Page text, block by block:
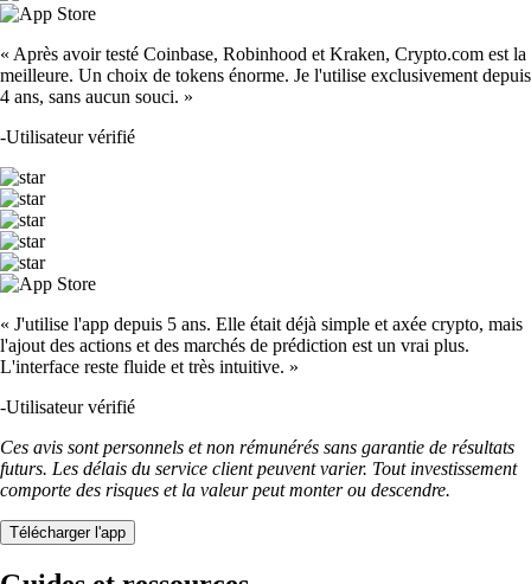
« Après avoir testé Coinbase, Robinhood et Kraken, Crypto.com est la
meilleure. Un choix de tokens énorme. Je l'utilise exclusivement depuis
4 ans, sans aucun souci. »
-Utilisateur vérifié
« J'utilise l'app depuis 5 ans. Elle était déjà simple et axée crypto, mais
l'ajout des actions et des marchés de prédiction est un vrai plus.
L'interface reste fluide et très intuitive. »
-Utilisateur vérifié
Ces avis sont personnels et non rémunérés sans garantie de résultats
futurs. Les délais du service client peuvent varier. Tout investissement
comporte des risques et la valeur peut monter ou descendre.
Télécharger l'app